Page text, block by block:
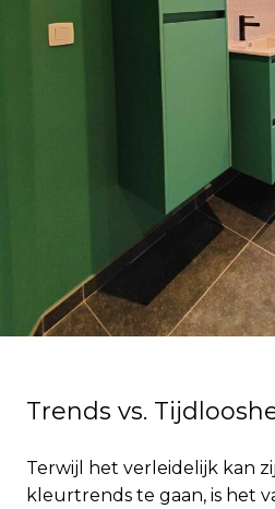
Trends vs.
Terwijl het verleidelijk kan
kleurtrends te gaan, is het